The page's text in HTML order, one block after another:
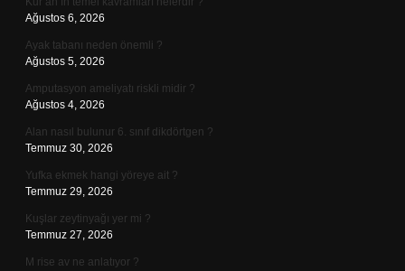
Ağustos 6, 2026
Ayak tabanı neden önemli ?
Ağustos 5, 2026
Amputasyon ameliyatı riskli midir ?
Ağustos 4, 2026
Alan nasıl bulunur 6. sınıf dikdörtgen ?
Temmuz 30, 2026
Yufka ekmek hangi yöreye ait ?
Temmuz 29, 2026
Kuşlar zeytinyağı yer mi ?
Temmuz 27, 2026
M rise av ne anlatıyor ?